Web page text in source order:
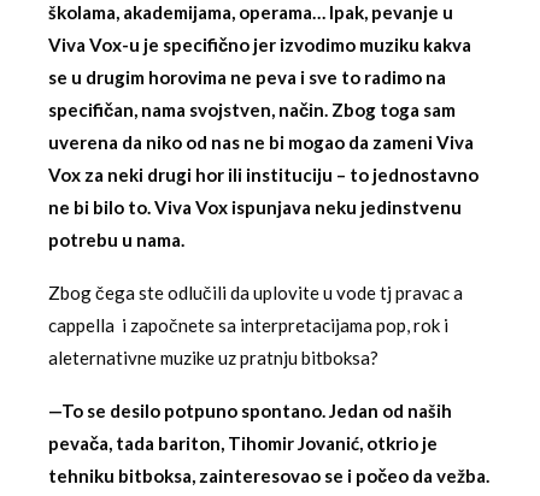
školama, akademijama, operama… Ipak, pevanje u
Viva Vox-u je specifično jer izvodimo muziku kakva
se u drugim horovima ne peva i sve to radimo na
specifičan, nama svojstven, način. Zbog toga sam
uverena da niko od nas ne bi mogao da zameni Viva
Vox za neki drugi hor ili instituciju – to jednostavno
ne bi bilo to. Viva Vox ispunjava neku jedinstvenu
potrebu u nama.
Zbog čega ste odlučili da uplovite u vode tj pravac a
cappella i započnete sa interpretacijama pop, rok i
aleternativne muzike uz pratnju bitboksa?
—To se desilo potpuno spontano. Jedan od naših
pevača, tada bariton, Tihomir Jovanić, otkrio je
tehniku bitboksa, zainteresovao se i počeo da vežba.